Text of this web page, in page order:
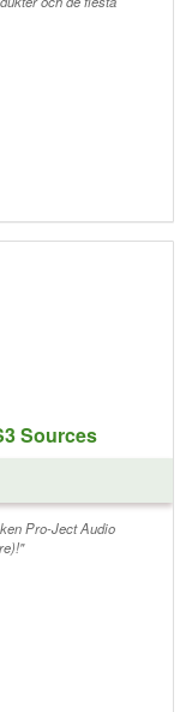
Sources
Pro-Ject Audio